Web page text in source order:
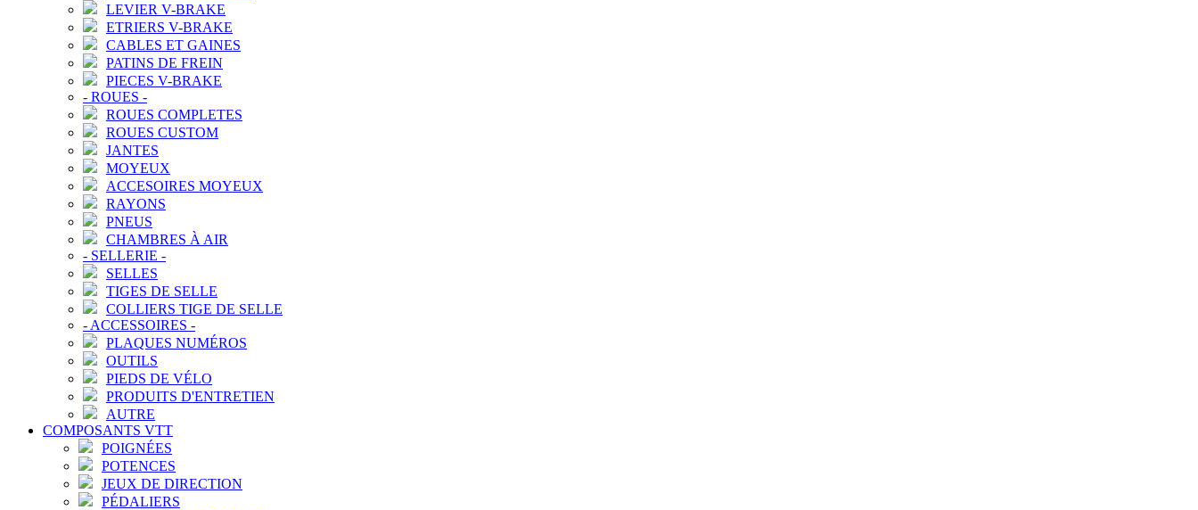
LEVIER V-BRAKE
ETRIERS V-BRAKE
CABLES ET GAINES
PATINS DE FREIN
PIECES V-BRAKE
- ROUES -
ROUES COMPLETES
ROUES CUSTOM
JANTES
MOYEUX
ACCESOIRES MOYEUX
RAYONS
PNEUS
CHAMBRES À AIR
- SELLERIE -
SELLES
TIGES DE SELLE
COLLIERS TIGE DE SELLE
- ACCESSOIRES -
PLAQUES NUMÉROS
OUTILS
PIEDS DE VÉLO
PRODUITS D'ENTRETIEN
AUTRE
COMPOSANTS VTT
POIGNÉES
POTENCES
JEUX DE DIRECTION
PÉDALIERS